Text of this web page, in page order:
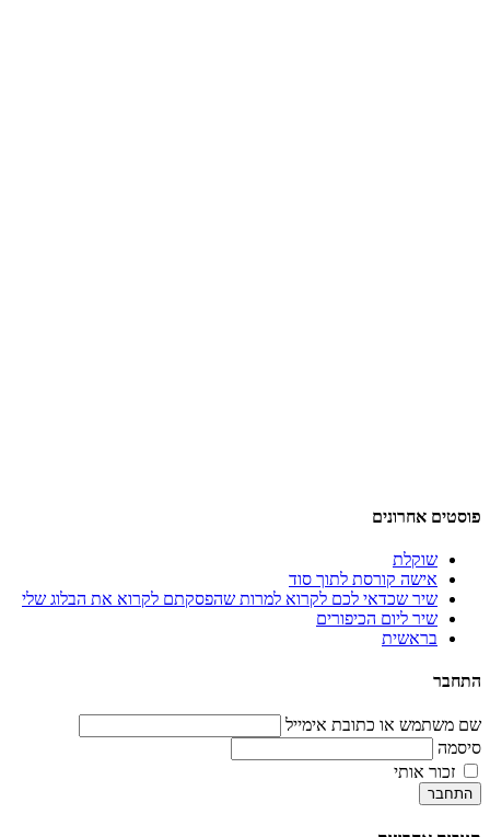
פוסטים אחרונים
שוקלת
אישה קורסת לתוך סוד
שיר שכדאי לכם לקרוא למרות שהפסקתם לקרוא את הבלוג שלי
שיר ליום הכיפורים
בראשית
התחבר
שם משתמש או כתובת אימייל
סיסמה
זכור אותי
התחבר